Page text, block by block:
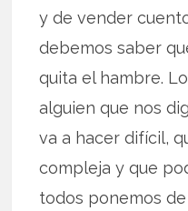
y de vender
debemos saber
quita el hambre.
alguien que nos
va a hacer difícil,
compleja y que
todos ponemos